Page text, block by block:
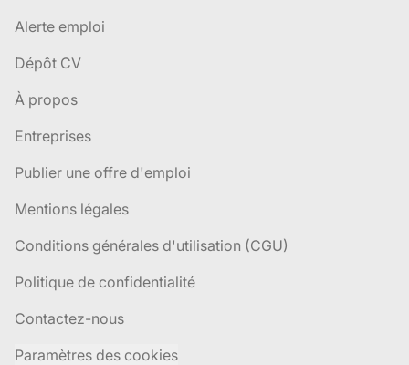
Alerte emploi
Dépôt CV
À propos
Entreprises
Publier une offre d'emploi
Mentions légales
Conditions générales d'utilisation (CGU)
Politique de confidentialité
Contactez-nous
Paramètres des cookies